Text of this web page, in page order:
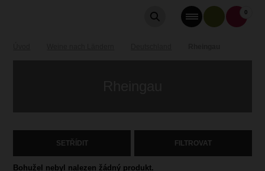
0
SETŘÍDIT FILTROVAT
Bohužel nebyl nalezen žádný produkt.